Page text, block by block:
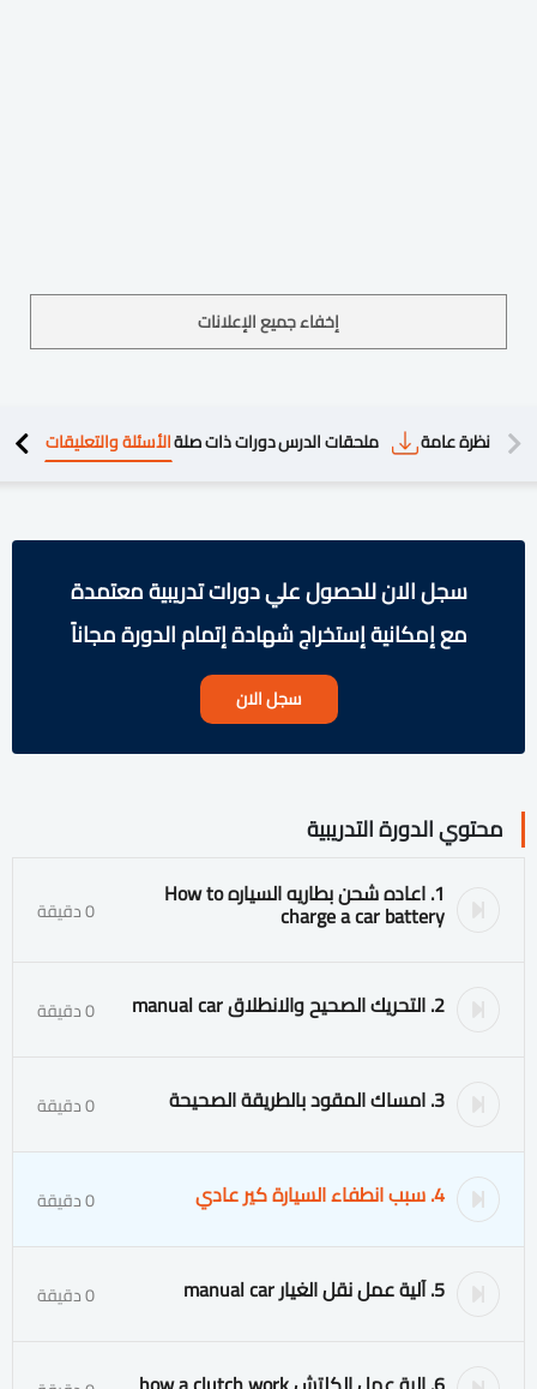
إخفاء جميع الإعلانات
نظرة عامة ملحقات الدرسدورات ذات صلةالأسئلة والتعليقات
سجل الان للحصول علي دورات تدريبية معتمدة
مع إمكانية إستخراج شهادة إتمام الدورة مجاناً
سجل الان
محتوي الدورة التدريبية
1. اعاده شحن بطاريه السياره How to
charge a car battery 0 دقيقة
2. التحريك الصحيح والانطلاق manual car 0 دقيقة
3. امساك المقود بالطريقة الصحيحة 0 دقيقة
4. سبب انطفاء السيارة كير عادي 0 دقيقة
5. آلية عمل نقل الغيار manual car 0 دقيقة